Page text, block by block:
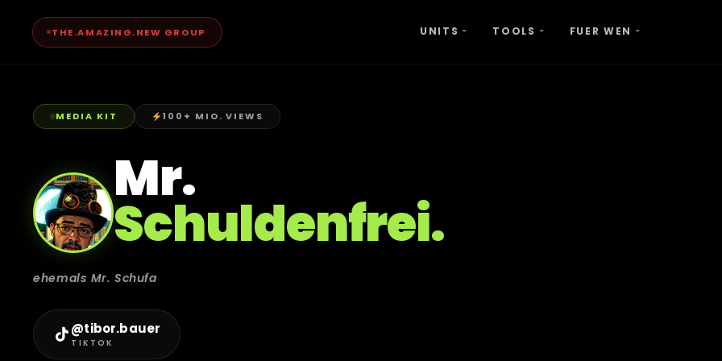
THE.AMAZING.NEW GROUP UNITS TOOLS FUER WEN
MEDIA KIT 100+ MIO. VIEWS
Mr.
Schuldenfrei.
ehemals Mr. Schufa
@tibor.bauer
TIKTOK